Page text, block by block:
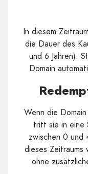
In diesem
die Dauer des
und 6 Jahren).
Domain
Wenn die
tritt sie in eine
zwischen 0 und
dieses Zeitraums
ohne